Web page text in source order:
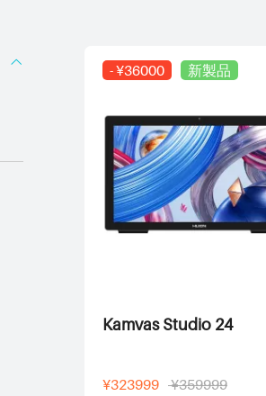
- ¥36000 新製品
Kamvas Studio 24
¥323999 ¥359999